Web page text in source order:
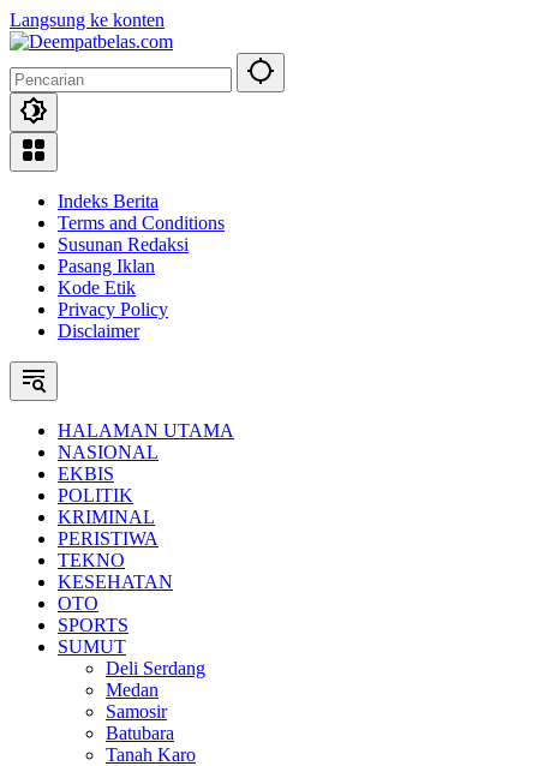
Langsung ke konten
Indeks Berita
Terms and Conditions
Susunan Redaksi
Pasang Iklan
Kode Etik
Privacy Policy
Disclaimer
HALAMAN UTAMA
NASIONAL
EKBIS
POLITIK
KRIMINAL
PERISTIWA
TEKNO
KESEHATAN
OTO
SPORTS
SUMUT
Deli Serdang
Medan
Samosir
Batubara
Tanah Karo